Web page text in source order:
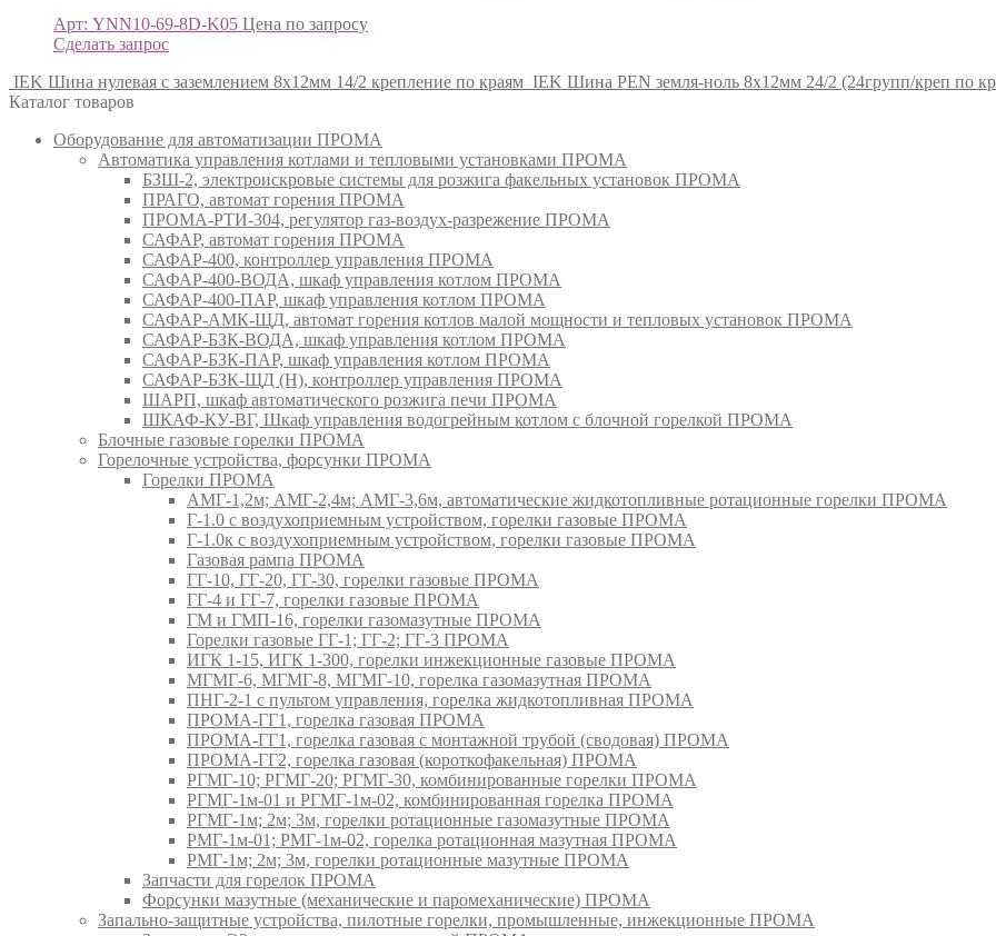
Арт: YNN10-69-8D-K05 Цена по запросу
Сделать запрос
IEK Шина нулевая с заземлением 8х12мм 14/2 крепление по краям IEK Шина PEN земля-ноль 8х12мм 24/2 (24групп/креп по
Каталог товаров
Оборудование для автоматизации ПРОМА
Автоматика управления котлами и тепловыми установками ПРОМА
БЗШ-2, электроискровые системы для розжига факельных установок ПРОМА
ПРАГО, автомат горения ПРОМА
ПРОМА-РТИ-304, регулятор газ-воздух-разрежение ПРОМА
САФАР, автомат горения ПРОМА
САФАР-400, контроллер управления ПРОМА
САФАР-400-ВОДА, шкаф управления котлом ПРОМА
САФАР-400-ПАР, шкаф управления котлом ПРОМА
САФАР-АМК-ЩД, автомат горения котлов малой мощности и тепловых установок ПРОМА
САФАР-БЗК-ВОДА, шкаф управления котлом ПРОМА
САФАР-БЗК-ПАР, шкаф управления котлом ПРОМА
САФАР-БЗК-ЩД (Н), контроллер управления ПРОМА
ШАРП, шкаф автоматического розжига печи ПРОМА
ШКАФ-КУ-ВГ, Шкаф управления водогрейным котлом с блочной горелкой ПРОМА
Блочные газовые горелки ПРОМА
Горелочные устройства, форсунки ПРОМА
Горелки ПРОМА
АМГ-1,2м; АМГ-2,4м; АМГ-3,6м, автоматические жидкотопливные ротационные горелки ПРОМА
Г-1.0 с воздухоприемным устройством, горелки газовые ПРОМА
Г-1.0к с воздухоприемным устройством, горелки газовые ПРОМА
Газовая рампа ПРОМА
ГГ-10, ГГ-20, ГГ-30, горелки газовые ПРОМА
ГГ-4 и ГГ-7, горелки газовые ПРОМА
ГМ и ГМП-16, горелки газомазутные ПРОМА
Горелки газовые ГГ-1; ГГ-2; ГГ-3 ПРОМА
ИГК 1-15, ИГК 1-300, горелки инжекционные газовые ПРОМА
МГМГ-6, МГМГ-8, МГМГ-10, горелка газомазутная ПРОМА
ПНГ-2-1 с пультом управления, горелка жидкотопливная ПРОМА
ПРОМА-ГГ1, горелка газовая ПРОМА
ПРОМА-ГГ1, горелка газовая с монтажной трубой (сводовая) ПРОМА
ПРОМА-ГГ2, горелка газовая (короткофакельная) ПРОМА
РГМГ-10; РГМГ-20; РГМГ-30, комбинированные горелки ПРОМА
РГМГ-1м-01 и РГМГ-1м-02, комбинированная горелка ПРОМА
РГМГ-1м; 2м; 3м, горелки ротационные газомазутные ПРОМА
РМГ-1м-01; РМГ-1м-02, горелка ротационная мазутная ПРОМА
РМГ-1м; 2м; 3м, горелки ротационные мазутные ПРОМА
Запчасти для горелок ПРОМА
Форсунки мазутные (механические и паромеханические) ПРОМА
Запально-защитные устройства, пилотные горелки, промышленные, инжекционные ПРОМА